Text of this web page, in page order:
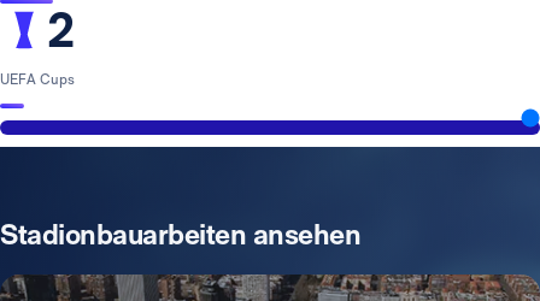
2
UEFA Cups
Stadionbauarbeiten ansehen